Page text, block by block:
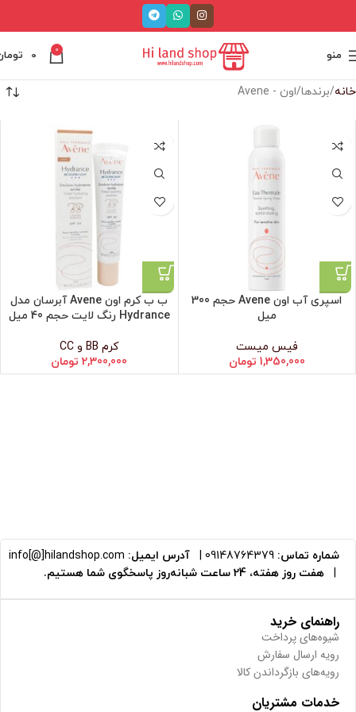
منو 0
0
خانه برندها اون - Avene
اسپری آب اون Avene حجم 300
میل
فیس میست
1,350,000 تومان
ب ب کرم اون Avene آبرسان مدل
Hydrance رنگ لایت حجم 40 میل
کرم BB و CC
2,300,000 تومان
شماره تماس: 09148764379 آدرس ایمیل: info[@]hilandshop.com
هفت روز هفته، 24 ساعت شبانه‌روز پاسخگوی شما هستیم.
راهنمای خرید
شیوه‌های پرداخت
رویه ارسال سفارش
رویه‌های بازگرداندن کالا
خدمات مشتریان